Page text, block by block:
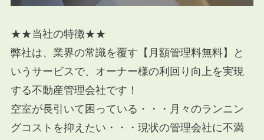
★★当社の特徴★★
弊社は、業界の常識を覆す【月額管理料無料】と
いうサービスで、オーナー様の利回り向上を実現
する不動産管理会社です！
空室が長引いて困っている・・・月々のランニン
グコストを抑えたい・・・現状の管理会社に不満